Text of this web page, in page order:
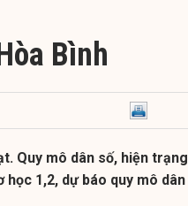
Bình
Quy mô dân số, hiện trạng
1,2, dự báo quy mô dân